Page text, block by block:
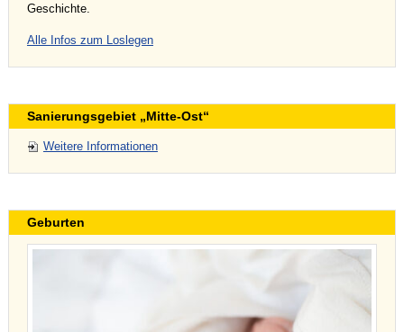
Geschichte.
Alle Infos zum Loslegen
Sanierungsgebiet „Mitte-Ost“
Weitere Informationen
Geburten